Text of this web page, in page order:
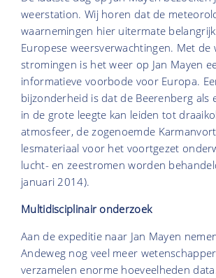
weerstation. Wij horen dat de
waarnemingen hier uitermate
Europese weersverwachtingen. Met de
stromingen is het weer op Jan Mayen
informatieve voorbode voor Europa.
bijzonderheid is dat de Beerenberg als
in de grote leegte kan leiden tot
atmosfeer, de zogenoemde
lesmateriaal voor het voortgezet
lucht- en zeestromen worden
januari 2014).
Multidisciplinair onderzoek
Aan de expeditie naar Jan Mayen
Andeweg nog veel meer
verzamelen enorme hoeveelheden